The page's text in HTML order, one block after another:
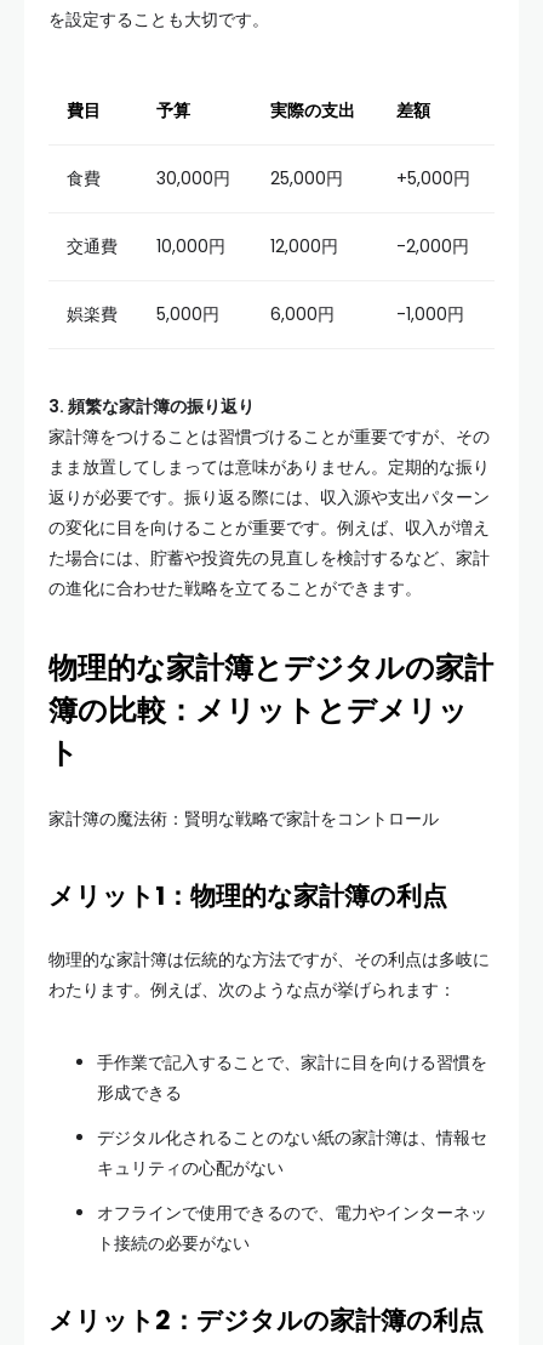
を設定することも大切です。
費目 予算 実際の支出 差額
食費 30,000円 25,000円 +5,000円
交通費 10,000円 12,000円 -2,000円
娯楽費 5,000円 6,000円 -1,000円
3. 頻繁な家計簿の振り返り
家計簿をつけることは習慣づけることが重要ですが、その
まま放置してしまっては意味がありません。定期的な振り
返りが必要です。振り返る際には、収入源や支出パターン
の変化に目を向けることが重要です。例えば、収入が増え
た場合には、貯蓄や投資先の見直しを検討するなど、家計
の進化に合わせた戦略を立てることができます。
物理的な家計簿とデジタルの家計
簿の比較：メリットとデメリッ
ト
家計簿の魔法術：賢明な戦略で家計をコントロール
メリット1：物理的な家計簿の利点
物理的な家計簿は伝統的な方法ですが、その利点は多岐に
わたります。例えば、次のような点が挙げられます：
手作業で記入することで、家計に目を向ける習慣を
形成できる
デジタル化されることのない紙の家計簿は、情報セ
キュリティの心配がない
オフラインで使用できるので、電力やインターネッ
ト接続の必要がない
メリット2：デジタルの家計簿の利点